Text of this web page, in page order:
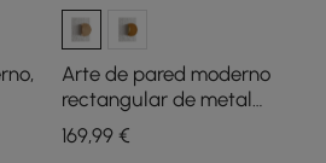
Arte de pared moderno
rectangular de metal
dorado con fondo
geométrico 3D para
169,99€